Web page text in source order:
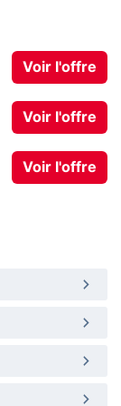
Voir l'offre
Voir l'offre
Voir l'offre